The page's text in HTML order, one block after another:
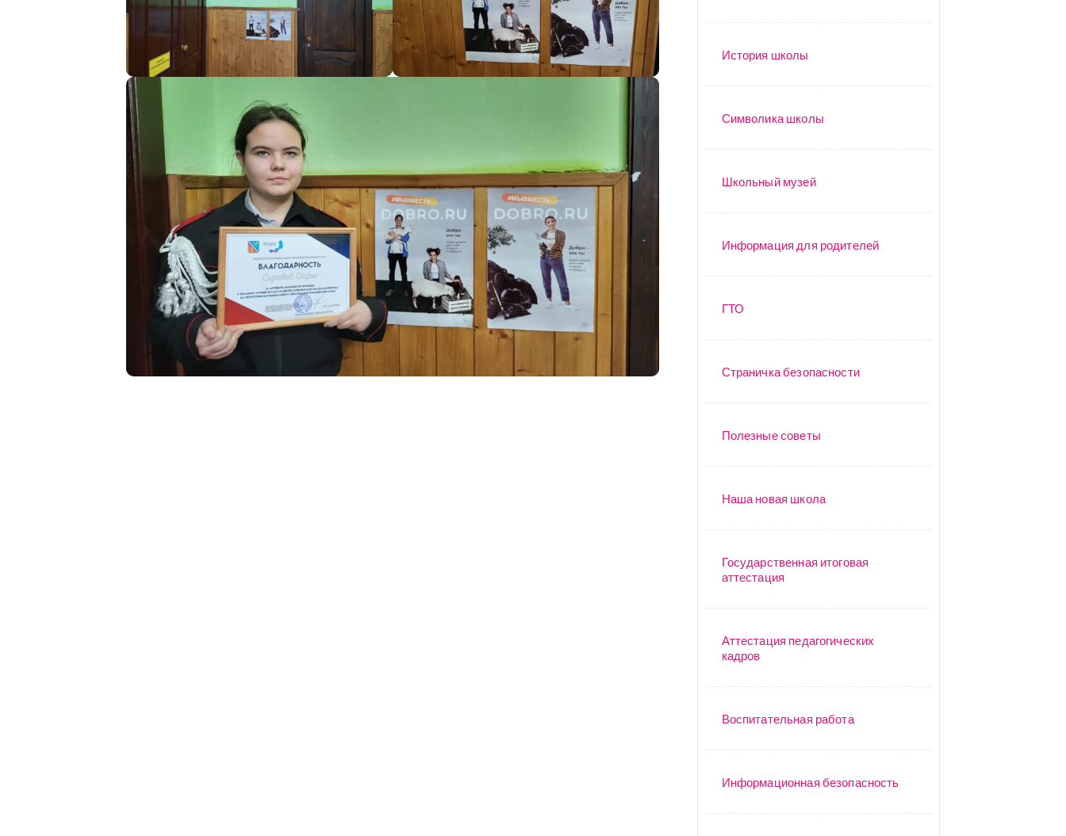
История школы
Символика школы
Школьный музей
Информация для родителей
ГТО
Страничка безопасности
Полезные советы
Наша новая школа
Государственная итоговая
аттестация
Аттестация педагогических
кадров
Воспитательная работа
Информационная безопасность